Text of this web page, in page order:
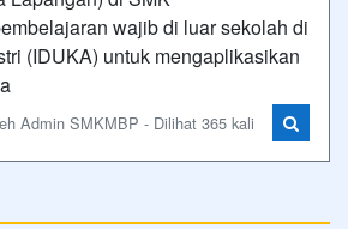
wajib di luar sekolah di
(IDUKA) untuk mengaplikasikan
Admin SMKMBP - Dilihat 365 kali